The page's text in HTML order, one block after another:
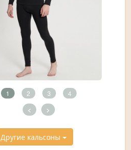
1 2 3 4
< >
Другие кальсоны